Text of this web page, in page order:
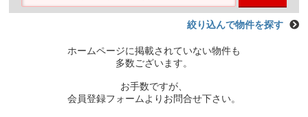
絞り込んで物件を探す
ホームページに掲載されていない物件も
多数ございます。
お手数ですが、
会員登録フォームよりお問合せ下さい。